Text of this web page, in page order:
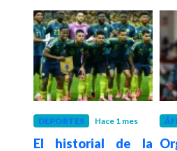
DEPORTES Hace 1 mes
El historial de la